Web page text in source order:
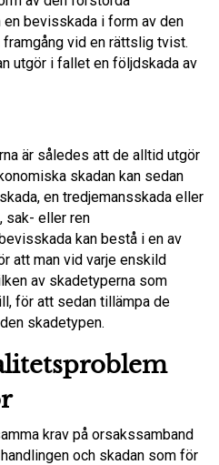
bevisskada i form av den
vid en rättslig tvist.
utgör i fallet en följdskada av
är således att de alltid utgör
skadan kan sedan
en tredjemansskada eller
sak- eller ren
kan bestå i en av
att man vid varje enskild
av skadetyperna som
för att sedan tillämpa de
skadetypen.
krav på orsakssamband
och skadan som för